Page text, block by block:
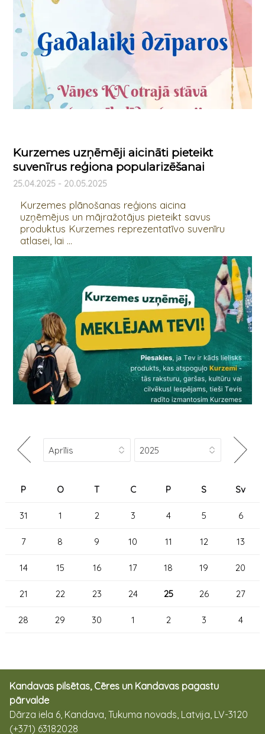
Kurzemes uzņēmēji aicināti pieteikt
suvenīrus reģiona popularizēšanai
25.04.2025 - 20.05.2025
Kurzemes plānošanas reģions aicina
uzņēmējus un mājražotājus pieteikt savus
produktus Kurzemes reprezentatīvo suvenīru
atlasei, lai ...
P O T C P S Sv
31 1 2 3 4 5 6
7 8 9 10 11 12 13
14 15 16 17 18 19 20
21 22 23 24 25 26 27
28 29 30 1 2 3 4
Kandavas pilsētas, Cēres un Kandavas pagastu
pārvalde
Dārza iela 6, Kandava, Tukuma novads, Latvija, LV-3120
(+371) 63182028